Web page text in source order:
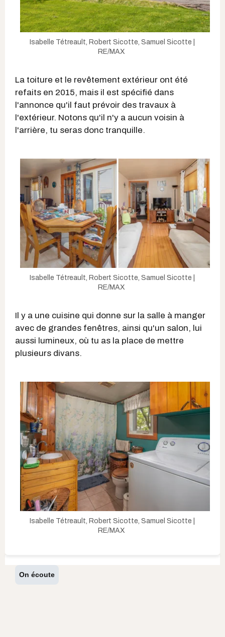
Isabelle Tétreault, Robert Sicotte, Samuel Sicotte |
RE/MAX
La toiture et le revêtement extérieur ont été
refaits en 2015, mais il est spécifié dans
l'annonce qu'il faut prévoir des travaux à
l'extérieur. Notons qu'il n'y a aucun voisin à
l'arrière, tu seras donc tranquille.
Isabelle Tétreault, Robert Sicotte, Samuel Sicotte |
RE/MAX
Il y a une cuisine qui donne sur la salle à manger
avec de grandes fenêtres, ainsi qu'un salon, lui
aussi lumineux, où tu as la place de mettre
plusieurs divans.
Isabelle Tétreault, Robert Sicotte, Samuel Sicotte |
RE/MAX
On écoute